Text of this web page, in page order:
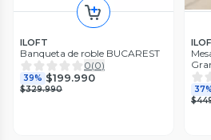
ILOFT
Banqueta de roble BUCAREST
0(0)
39% $199.990
$329.990